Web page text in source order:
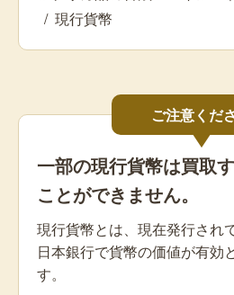
/ 現行貨幣
ご注意くだ
一部の現行貨幣は買取
ことができません。
現行貨幣とは、現在発行され
日本銀行で貨幣の価値が有効
す。